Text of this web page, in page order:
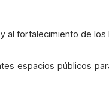
al fortalecimiento de los
espacios públicos